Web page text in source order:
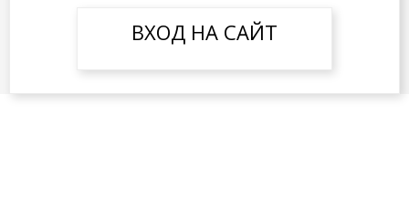
ВХОД НА САЙТ